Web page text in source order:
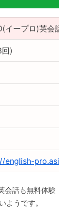
イープロ)英会話
)
english-
会話も無料体験
ようです。